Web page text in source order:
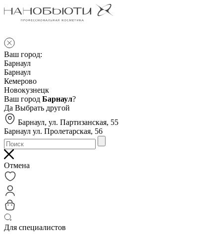
Ваш город:
Барнаул
Барнаул
Кемерово
Новокузнецк
Ваш город Барнаул?
Да Выбрать другой
Барнаул, ул. Партизанская, 55
Барнаул ул. Пролетарская, 56
Отмена
Для специалистов